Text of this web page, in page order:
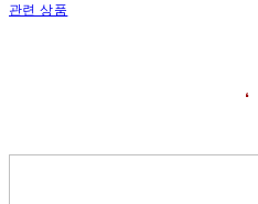
관련 상품
❛